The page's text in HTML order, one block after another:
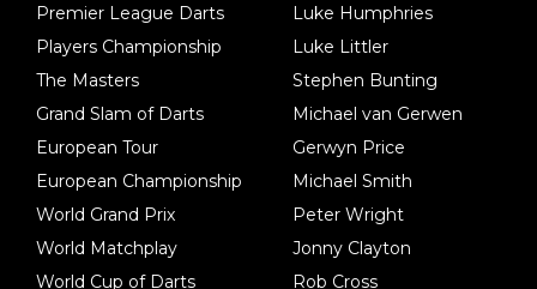
Premier League Darts
Players Championship
The Masters
Grand Slam of Darts
European Tour
European Championship
World Grand Prix
World Matchplay
World Cup of Darts
Luke Humphries
Luke Littler
Stephen Bunting
Michael van Gerwen
Gerwyn Price
Michael Smith
Peter Wright
Jonny Clayton
Rob Cross